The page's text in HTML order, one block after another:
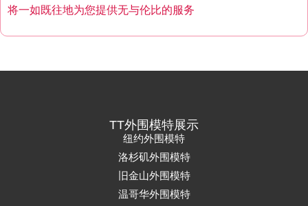
将一如既往地为您提供无与伦比的服务
TT外围模特展示
纽约外围模特
洛杉矶外围模特
旧金山外围模特
温哥华外围模特